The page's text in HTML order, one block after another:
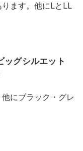
ます。他にLとLL
ッグシルエット
にブラック・グレ